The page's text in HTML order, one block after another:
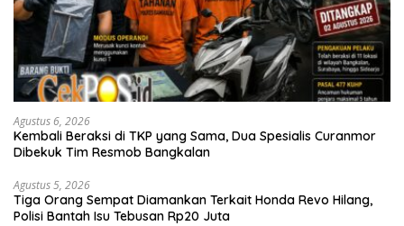
Agustus 6, 2026
Kembali Beraksi di TKP yang Sama, Dua Spesialis Curanmor
Dibekuk Tim Resmob Bangkalan
Agustus 5, 2026
Tiga Orang Sempat Diamankan Terkait Honda Revo Hilang,
Polisi Bantah Isu Tebusan Rp20 Juta